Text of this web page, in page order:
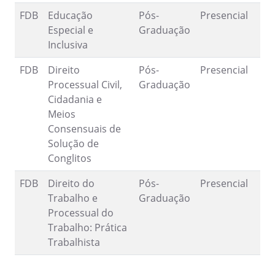
FDB
Educação
Especial e
Inclusiva
Pós-
Graduação
Presencial
FDB
Direito
Processual Civil,
Cidadania e
Meios
Consensuais de
Solução de
Conglitos
Pós-
Graduação
Presencial
FDB
Direito do
Trabalho e
Processual do
Trabalho: Prática
Trabalhista
Pós-
Graduação
Presencial